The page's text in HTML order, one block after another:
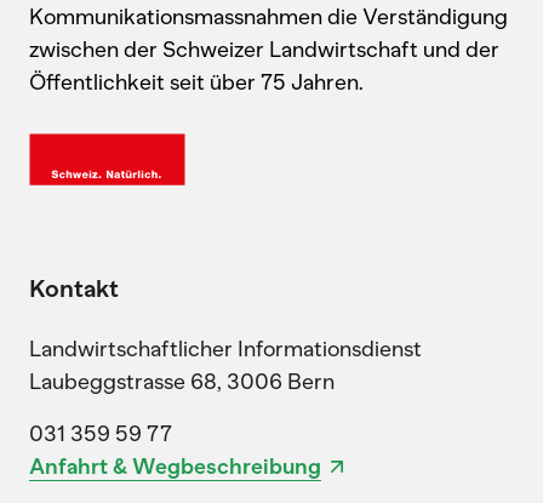
Kommunikationsmassnahmen die Verständigung
zwischen der Schweizer Landwirtschaft und der
Öffentlichkeit seit über 75 Jahren.
Kontakt
Landwirtschaftlicher Informationsdienst
Laubeggstrasse 68, 3006 Bern
031 359 59 77
Anfahrt & Wegbeschreibung